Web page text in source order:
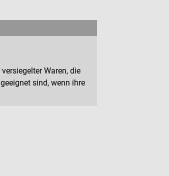
Waren, die
sind, wenn ihre